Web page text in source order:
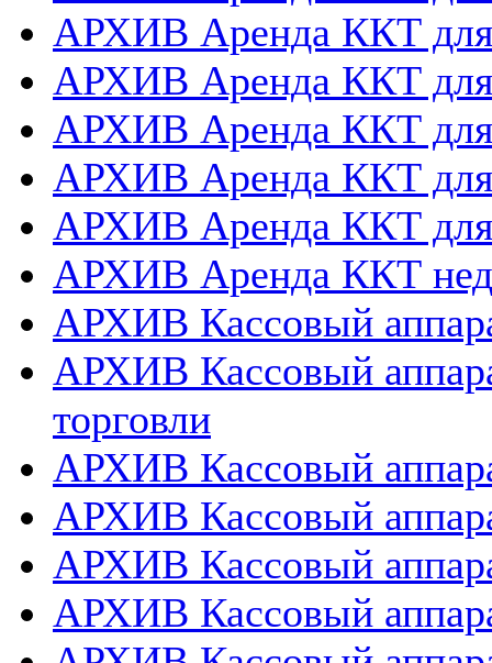
АРХИВ Аренда ККТ
АРХИВ Аренда ККТ для
АРХИВ Аренда ККТ
АРХИВ Аренда ККТ для
АРХИВ Аренда ККТ
АРХИВ Аренда ККТ
АРХИВ Кассовый
АРХИВ Кассовый
торговли
АРХИВ Кассовый
АРХИВ Кассовый
АРХИВ Кассовый
АРХИВ Кассовый